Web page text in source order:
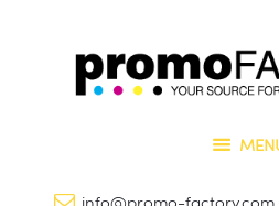
PROMO
Our Services
Contact Us